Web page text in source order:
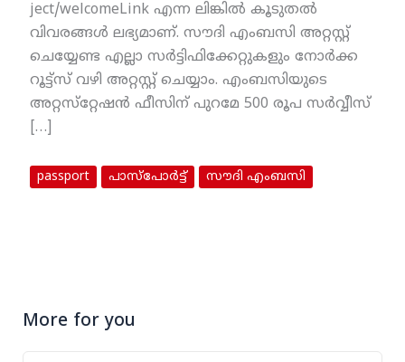
ject/welcomeLink എന്ന ലിങ്കില്‍ കൂടുതല്‍
വിവരങ്ങള്‍ ലഭ്യമാണ്. സൗദി എംബസി അറ്റസ്റ്റ്
ചെയ്യേണ്ട എല്ലാ സര്‍ട്ടിഫിക്കേറ്റുകളും നോര്‍ക്ക
റൂട്ട്‌സ് വഴി അറ്റസ്റ്റ് ചെയ്യാം. എംബസിയുടെ
അറ്റസ്‌റ്റേഷന്‍ ഫീസിന് പുറമേ 500 രൂപ സര്‍വ്വീസ്
[…]
passport പാസ്‌പോര്‍ട്ട് സൗദി എംബസി
More for you